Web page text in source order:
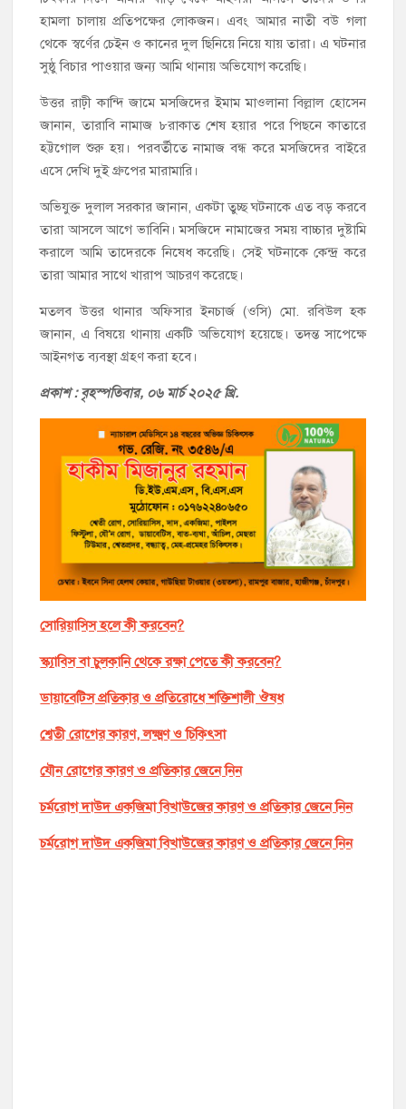
হামলা চালায় প্রতিপক্ষের লোকজন। এবং আমার নাতী বউ গলা
থেকে স্বর্ণের চেইন ও কানের দুল ছিনিয়ে নিয়ে যায় তারা। এ ঘটনার
সুষ্ঠু বিচার পাওয়ার জন্য আমি থানায় অভিযোগ করেছি।
উত্তর রাঢ়ী কান্দি জামে মসজিদের ইমাম মাওলানা বিল্লাল হোসেন
জানান, তারাবি নামাজ ৮রাকাত শেষ হয়ার পরে পিছনে কাতারে
হট্টগোল শুরু হয়। পরবর্তীতে নামাজ বন্ধ করে মসজিদের বাইরে
এসে দেখি দুই গ্রুপের মারামারি।
অভিযুক্ত দুলাল সরকার জানান, একটা তুচ্ছ ঘটনাকে এত বড় করবে
তারা আসলে আগে ভাবিনি। মসজিদে নামাজের সময় বাচ্চার দুষ্টামি
করালে আমি তাদেরকে নিষেধ করেছি। সেই ঘটনাকে কেন্দ্র করে
তারা আমার সাথে খারাপ আচরণ করেছে।
মতলব উত্তর থানার অফিসার ইনচার্জ (ওসি) মো. রবিউল হক
জানান, এ বিষয়ে থানায় একটি অভিযোগ হয়েছে। তদন্ত সাপেক্ষে
আইনগত ব্যবস্থা গ্রহণ করা হবে।
প্রকাশ : বৃহস্পতিবার, ০৬ মার্চ ২০২৫ খ্রি.
সোরিয়াসিস হলে কী করবেন?
স্ক্যাবিস বা চুলকানি থেকে রক্ষা পেতে কী করবেন?
ডায়াবেটিস প্রতিকার ও প্রতিরোধে শক্তিশালী ঔষধ
শ্বেতী রোগের কারণ, লক্ষ্মণ ও চিকিৎসা
যৌন রোগের কারণ ও প্রতিকার জেনে নিন
চর্মরোগ দাউদ একজিমা বিখাউজের কারণ ও প্রতিকার জেনে নিন
চর্মরোগ দাউদ একজিমা বিখাউজের কারণ ও প্রতিকার জেনে নিন